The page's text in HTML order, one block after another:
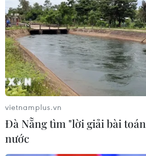
Bí thư Thành ủy Hà Nội thúc tiến
hai dự án giao thông trọng điểm
Nam Thủ đô
08/08/2026 08:52
Đề xuất hơn 65.500 tỷ đồng đầu tư
Dự án đường cao tốc nối Lai Châu-
Lào Cai
08/08/2026 08:45
vietnamplus.vn
Đà Nẵng tìm "lời giải bài
nước